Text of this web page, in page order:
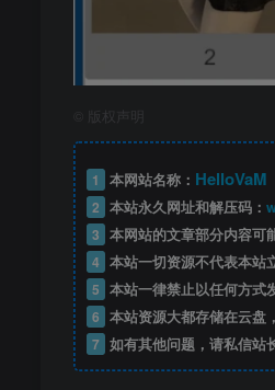
版权声明
1 本网站名称： HelloVaM
2 本站永久网址和解压码：
3 本网站的文章部分内容可
4 本站一切资源不代表本站
5 本站一律禁止以任何方式
6 本站资源大都存储在云盘
7 如有其他问题，请私信站